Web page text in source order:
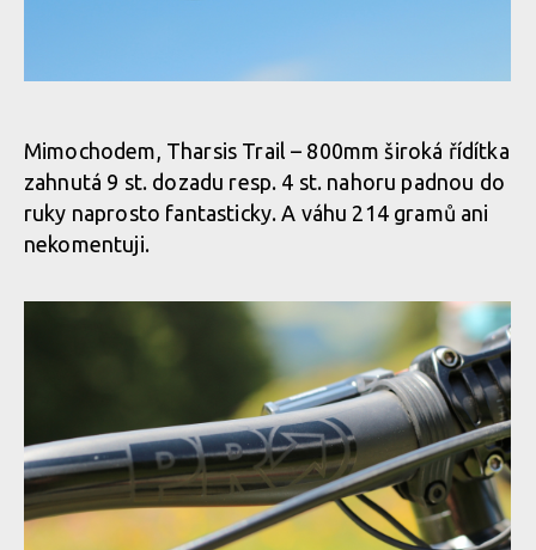
Test: Shimano XTR Di2 - vyzkoušel jsem elektrický eRko
Mimochodem, Tharsis Trail – 800mm široká řídítka
zahnutá 9 st. dozadu resp. 4 st. nahoru padnou do
ruky naprosto fantasticky. A váhu 214 gramů ani
nekomentuji.